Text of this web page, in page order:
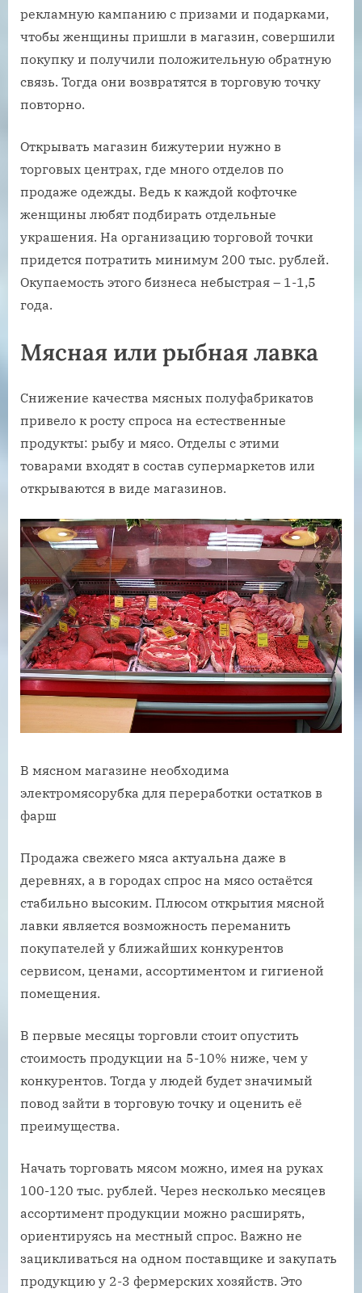
рекламную кампанию с призами и подарками,
чтобы женщины пришли в магазин, совершили
покупку и получили положительную обратную
связь. Тогда они возвратятся в торговую точку
повторно.
Открывать магазин бижутерии нужно в
торговых центрах, где много отделов по
продаже одежды. Ведь к каждой кофточке
женщины любят подбирать отдельные
украшения. На организацию торговой точки
придется потратить минимум 200 тыс. рублей.
Окупаемость этого бизнеса небыстрая – 1-1,5
года.
Мясная или рыбная лавка
Снижение качества мясных полуфабрикатов
привело к росту спроса на естественные
продукты: рыбу и мясо. Отделы с этими
товарами входят в состав супермаркетов или
открываются в виде магазинов.
В мясном магазине необходима
электромясорубка для переработки остатков в
фарш
Продажа свежего мяса актуальна даже в
деревнях, а в городах спрос на мясо остаётся
стабильно высоким. Плюсом открытия мясной
лавки является возможность переманить
покупателей у ближайших конкурентов
сервисом, ценами, ассортиментом и гигиеной
помещения.
В первые месяцы торговли стоит опустить
стоимость продукции на 5-10% ниже, чем у
конкурентов. Тогда у людей будет значимый
повод зайти в торговую точку и оценить её
преимущества.
Начать торговать мясом можно, имея на руках
100-120 тыс. рублей. Через несколько месяцев
ассортимент продукции можно расширять,
ориентируясь на местный спрос. Важно не
зацикливаться на одном поставщике и закупать
продукцию у 2-3 фермерских хозяйств. Это